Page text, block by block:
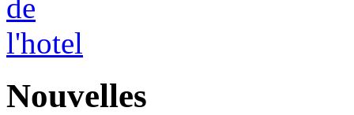
Nouvelles